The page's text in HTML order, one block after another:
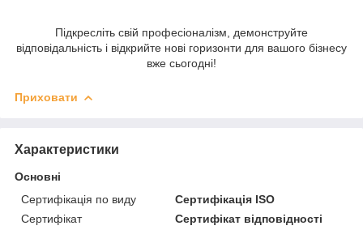
Підкресліть свій професіоналізм, демонструйте
відповідальність і відкрийте нові горизонти для вашого бізнесу
вже сьогодні!
Приховати
Характеристики
Основні
Сертифікація по виду
Сертифікація ISO
Сертифікат
Сертифікат відповідності